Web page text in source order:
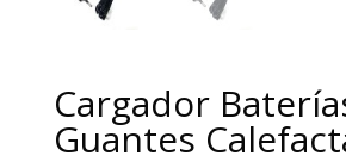
Cargador
Guantes